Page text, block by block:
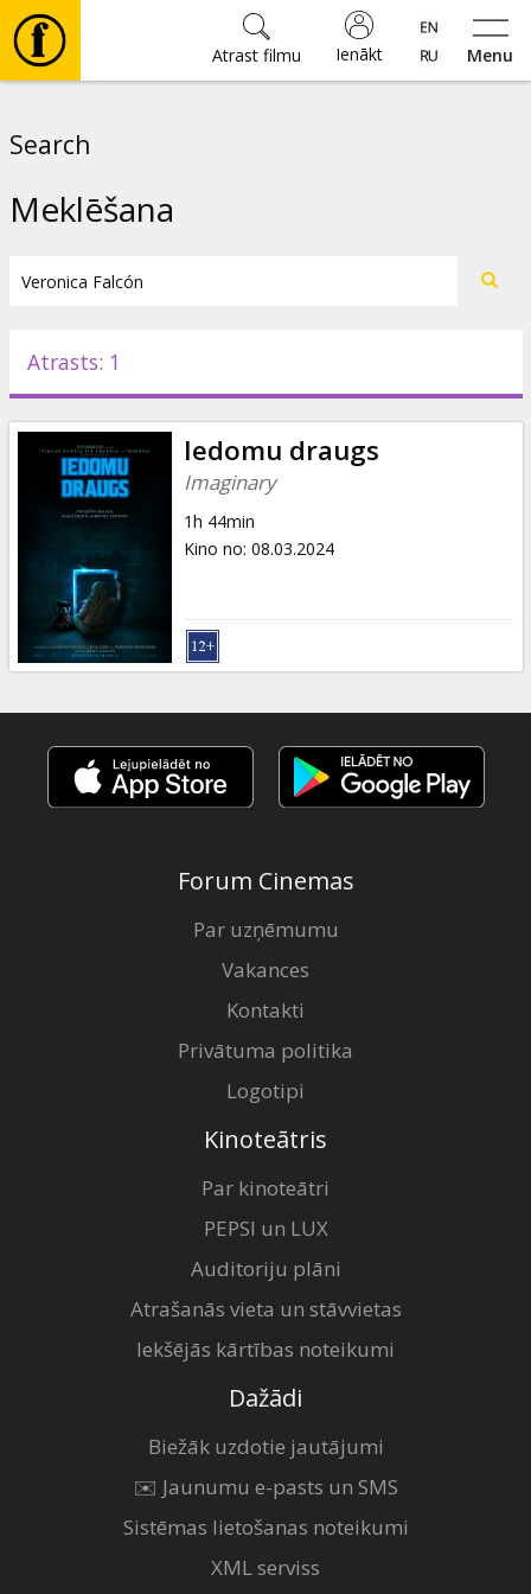
Menu
Ienākt
Atrast filmu
Pasākumi
Ziņas
Dāvanu
kartes
Uzkodas
B2B
Kino
Klubs
Search
Meklēšana
Atrasts: 1
Iedomu draugs
Imaginary
1h 44min
Kino no: 08.03.2024
Forum Cinemas
Par uzņēmumu
Vakances
Kontakti
Privātuma politika
Logotipi
Kinoteātris
Par kinoteātri
PEPSI un LUX
Auditoriju plāni
Atrašanās vieta un stāvvietas
Iekšējās kārtības noteikumi
Dažādi
Biežāk uzdotie jautājumi
✉️ Jaunumu e-pasts un SMS
Sistēmas lietošanas noteikumi
XML serviss